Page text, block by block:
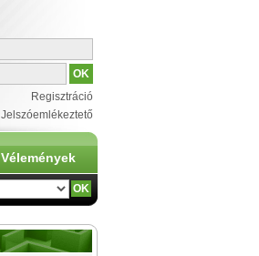
Regisztráció
Jelszóemlékeztető
Vélemények